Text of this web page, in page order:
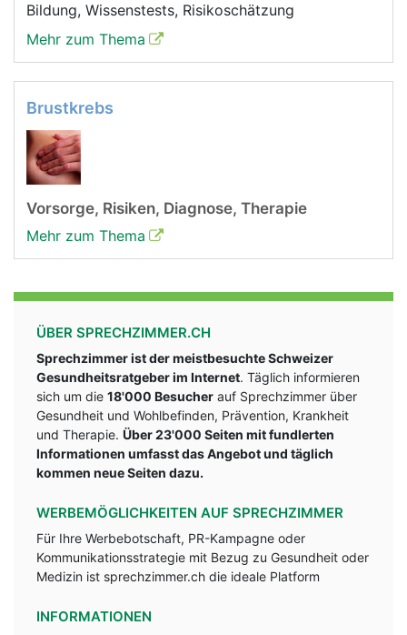
Bildung, Wissenstests, Risikoschätzung
Mehr zum Thema
Brustkrebs
Vorsorge, Risiken, Diagnose, Therapie
Mehr zum Thema
ÜBER SPRECHZIMMER.CH
Sprechzimmer ist der meistbesuchte Schweizer
Gesundheitsratgeber im Internet. Täglich informieren
sich um die 18'000 Besucher auf Sprechzimmer über
Gesundheit und Wohlbefinden, Prävention, Krankheit
und Therapie. Über 23'000 Seiten mit fundlerten
Informationen umfasst das Angebot und täglich
kommen neue Seiten dazu.
WERBEMÖGLICHKEITEN AUF SPRECHZIMMER
Für Ihre Werbebotschaft, PR-Kampagne oder
Kommunikationsstrategie mit Bezug zu Gesundheit oder
Medizin ist sprechzimmer.ch die ideale Platform
INFORMATIONEN